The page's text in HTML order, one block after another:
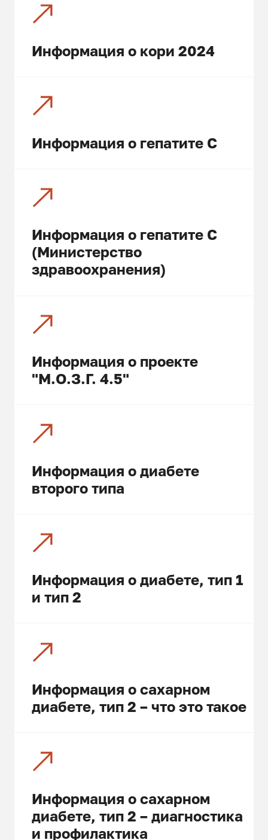
Информация о кори 2024
Информация о гепатите С
Информация о гепатите С
(Министерство
здравоохранения)
Информация о проекте
"М.О.З.Г. 4.5"
Информация о диабете
второго типа
Информация о диабете, тип 1
и тип 2
Информация о сахарном
диабете, тип 2 – что это такое
Информация о сахарном
диабете, тип 2 – диагностика
и профилактика